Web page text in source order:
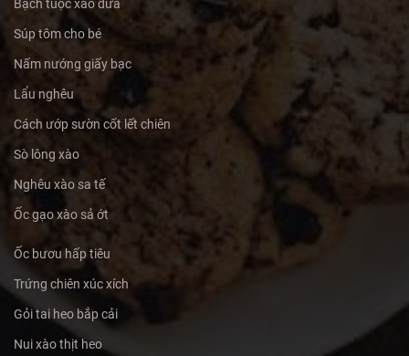
Bạch tuộc xào dứa
Súp tôm cho bé
Nấm nướng giấy bạc
Lẩu nghêu
Cách ướp sườn cốt lết chiên
Sò lông xào
Nghêu xào sa tế
Ốc gạo xào sả ớt
Ốc bươu hấp tiêu
Trứng chiên xúc xích
Gỏi tai heo bắp cải
Nui xào thịt heo